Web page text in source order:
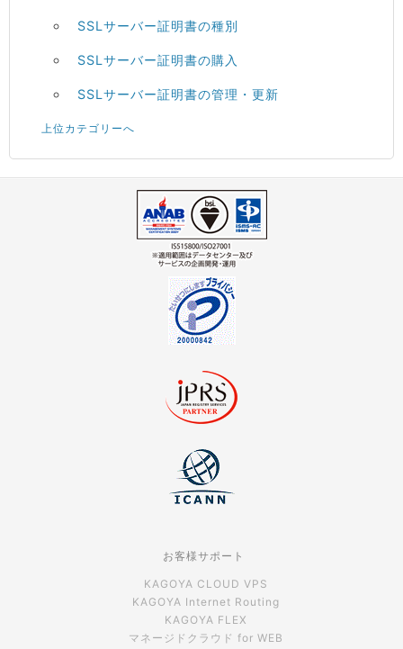
SSLサーバー証明書の種別
SSLサーバー証明書の購入
SSLサーバー証明書の管理・更新
上位カテゴリーへ
お客様サポート
KAGOYA CLOUD VPS
KAGOYA Internet Routing
KAGOYA FLEX
マネージドクラウド for WEB